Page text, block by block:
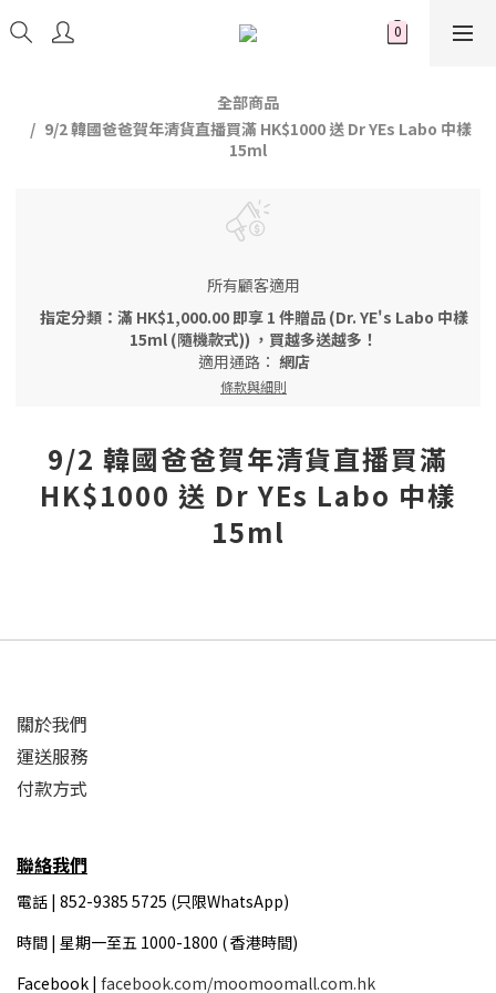
全部商品
9/2 韓國爸爸賀年清貨直播買滿 HK$1000 送 Dr YEs Labo 中樣
15ml
所有顧客適用
指定分類：滿 HK$1,000.00 即享 1 件贈品 (Dr. YE's Labo 中樣
15ml (隨機款式)) ，買越多送越多！
適用通路： 網店
條款與細則
9/2 韓國爸爸賀年清貨直播買滿
HK$1000 送 Dr YEs Labo 中樣
15ml
關於我們
運送服務
付款方式
聯絡我們
電話 | 852-9385 5725 (只限WhatsApp)
時間 | 星期一至五 1000-1800 ( 香港時間)
Facebook | facebook.com/moomoomall.com.hk